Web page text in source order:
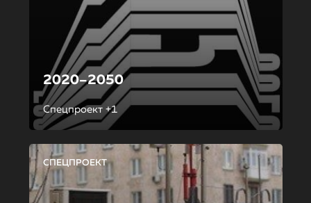
2020–2050
Спецпроект +1
СПЕЦПРОЕКТ